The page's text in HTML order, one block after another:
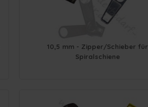
10,5 mm - Zipper/Schieber für
Spiralschiene